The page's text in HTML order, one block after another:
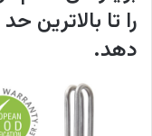
را تا بالاترین
دهد.